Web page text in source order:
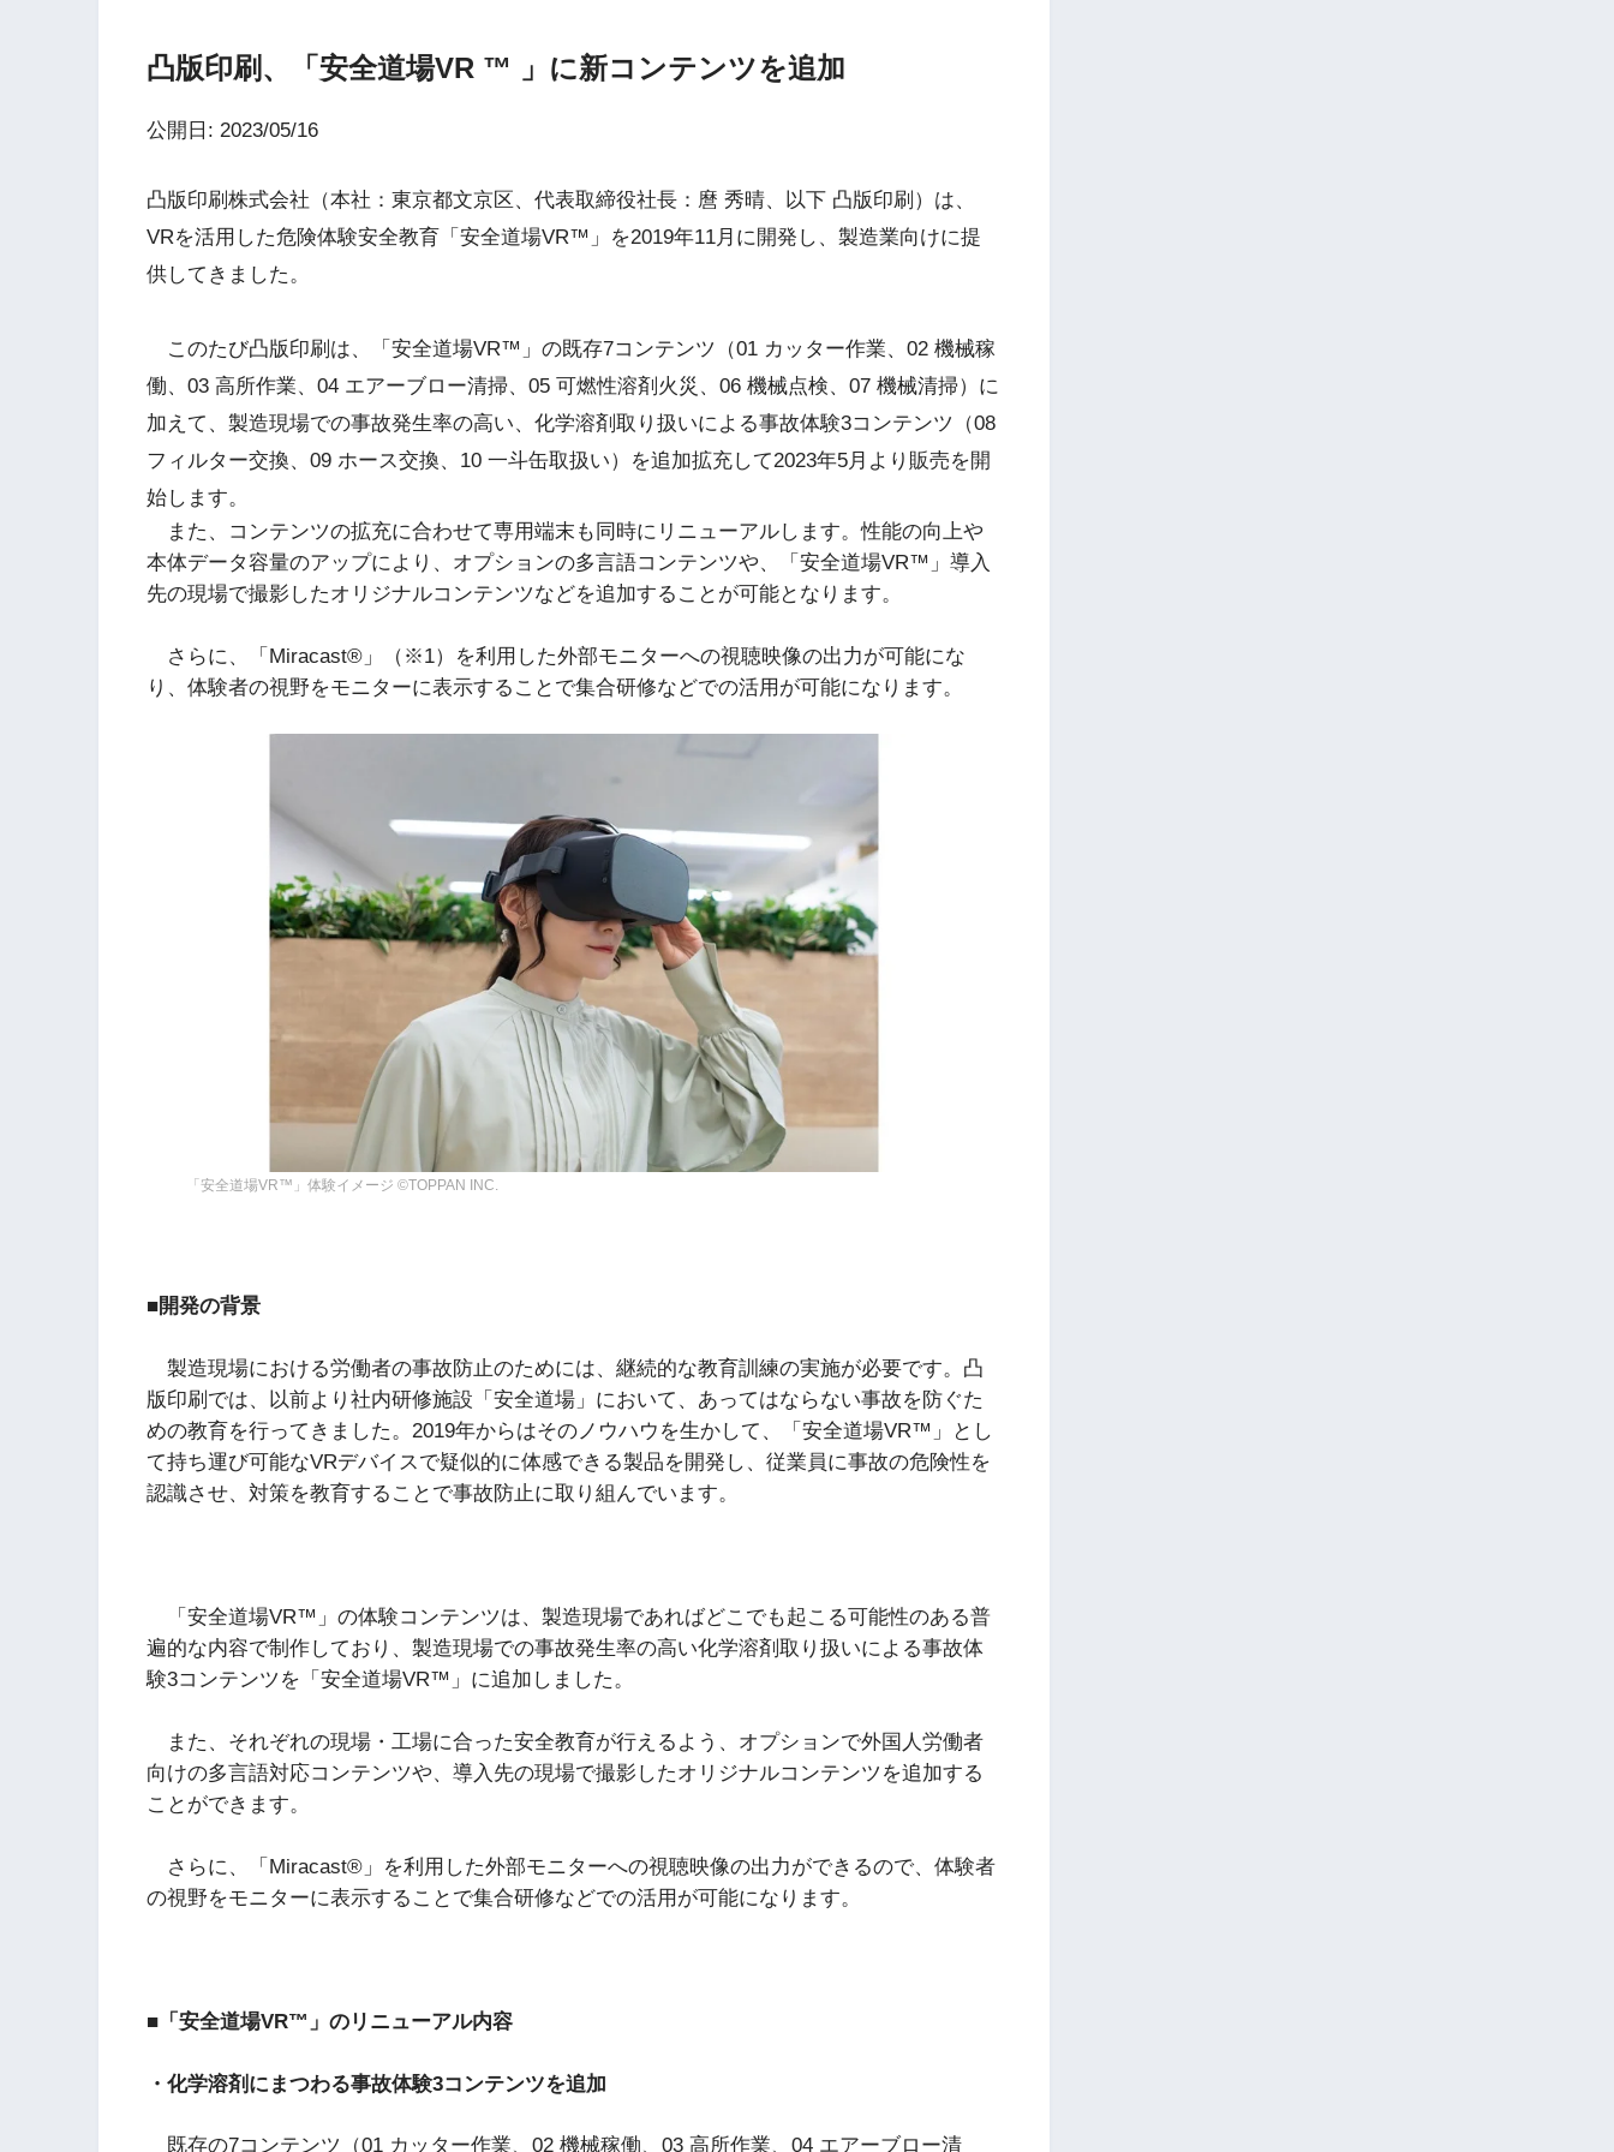
凸版印刷、「安全道場VR ™ 」に新コンテンツを追加
公開日: 2023/05/16
凸版印刷株式会社（本社：東京都文京区、代表取締役社長：麿 秀晴、以下 凸版印刷）は、
VRを活用した危険体験安全教育「安全道場VR™」を2019年11月に開発し、製造業向けに提
供してきました。
このたび凸版印刷は、「安全道場VR™」の既存7コンテンツ（01 カッター作業、02 機械稼
働、03 高所作業、04 エアーブロー清掃、05 可燃性溶剤火災、06 機械点検、07 機械清掃）に
加えて、製造現場での事故発生率の高い、化学溶剤取り扱いによる事故体験3コンテンツ（08
フィルター交換、09 ホース交換、10 一斗缶取扱い）を追加拡充して2023年5月より販売を開
始します。
また、コンテンツの拡充に合わせて専用端末も同時にリニューアルします。性能の向上や
本体データ容量のアップにより、オプションの多言語コンテンツや、「安全道場VR™」導入
先の現場で撮影したオリジナルコンテンツなどを追加することが可能となります。
さらに、「Miracast®」（※1）を利用した外部モニターへの視聴映像の出力が可能にな
り、体験者の視野をモニターに表示することで集合研修などでの活用が可能になります。
「安全道場VR™」体験イメージ ©TOPPAN INC.
■開発の背景
製造現場における労働者の事故防止のためには、継続的な教育訓練の実施が必要です。凸
版印刷では、以前より社内研修施設「安全道場」において、あってはならない事故を防ぐた
めの教育を行ってきました。2019年からはそのノウハウを生かして、「安全道場VR™」とし
て持ち運び可能なVRデバイスで疑似的に体感できる製品を開発し、従業員に事故の危険性を
認識させ、対策を教育することで事故防止に取り組んでいます。
「安全道場VR™」の体験コンテンツは、製造現場であればどこでも起こる可能性のある普
遍的な内容で制作しており、製造現場での事故発生率の高い化学溶剤取り扱いによる事故体
験3コンテンツを「安全道場VR™」に追加しました。
また、それぞれの現場・工場に合った安全教育が行えるよう、オプションで外国人労働者
向けの多言語対応コンテンツや、導入先の現場で撮影したオリジナルコンテンツを追加する
ことができます。
さらに、「Miracast®」を利用した外部モニターへの視聴映像の出力ができるので、体験者
の視野をモニターに表示することで集合研修などでの活用が可能になります。
■「安全道場VR™」のリニューアル内容
・化学溶剤にまつわる事故体験3コンテンツを追加
既存の7コンテンツ（01 カッター作業、02 機械稼働、03 高所作業、04 エアーブロー清